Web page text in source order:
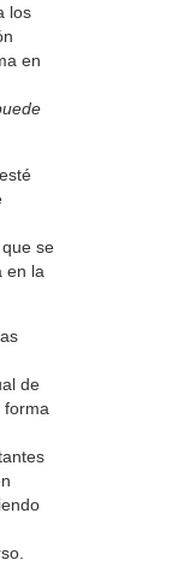
los
en
se
en la
de
forma